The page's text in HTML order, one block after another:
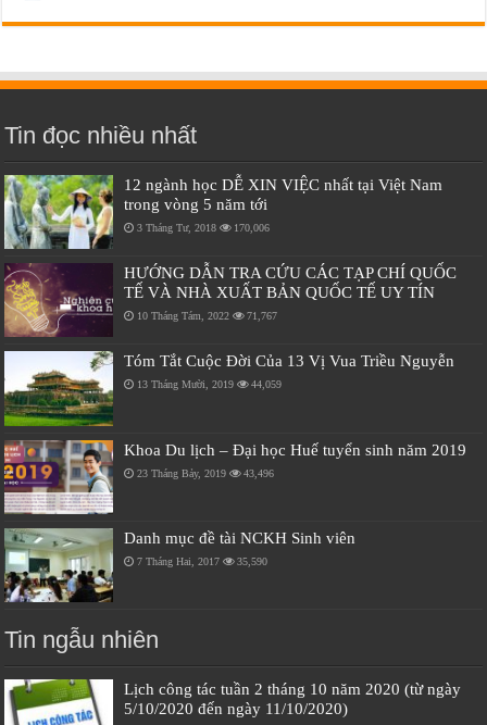
Tin đọc nhiều nhất
12 ngành học DỄ XIN VIỆC nhất tại Việt Nam
trong vòng 5 năm tới
3 Tháng Tư, 2018 170,006
HƯỚNG DẪN TRA CỨU CÁC TẠP CHÍ QUỐC
TẾ VÀ NHÀ XUẤT BẢN QUỐC TẾ UY TÍN
10 Tháng Tám, 2022 71,767
Tóm Tắt Cuộc Đời Của 13 Vị Vua Triều Nguyễn
13 Tháng Mười, 2019 44,059
Khoa Du lịch – Đại học Huế tuyển sinh năm 2019
23 Tháng Bảy, 2019 43,496
Danh mục đề tài NCKH Sinh viên
7 Tháng Hai, 2017 35,590
Tin ngẫu nhiên
Lịch công tác tuần 2 tháng 10 năm 2020 (từ ngày
5/10/2020 đến ngày 11/10/2020)